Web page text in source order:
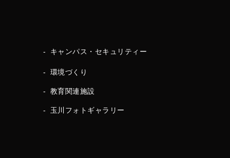
キャンパス・セキュリティー
環境づくり
教育関連施設
玉川フォトギャラリー